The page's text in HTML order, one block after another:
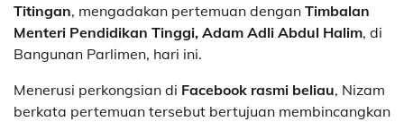
Titingan, mengadakan pertemuan dengan Timbalan
Menteri Pendidikan Tinggi, Adam Adli Abdul Halim, di
Bangunan Parlimen, hari ini.
Menerusi perkongsian di Facebook rasmi beliau, Nizam
berkata pertemuan tersebut bertujuan membincangkan